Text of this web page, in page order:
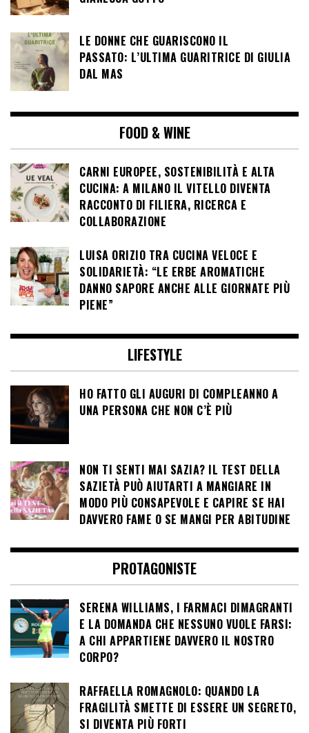
LE DONNE CHE GUARISCONO IL
PASSATO: L’ULTIMA GUARITRICE DI GIULIA
DAL MAS
FOOD & WINE
CARNI EUROPEE, SOSTENIBILITÀ E ALTA
CUCINA: A MILANO IL VITELLO DIVENTA
RACCONTO DI FILIERA, RICERCA E
COLLABORAZIONE
LUISA ORIZIO TRA CUCINA VELOCE E
SOLIDARIETÀ: “LE ERBE AROMATICHE
DANNO SAPORE ANCHE ALLE GIORNATE PIÙ
PIENE”
LIFESTYLE
HO FATTO GLI AUGURI DI COMPLEANNO A
UNA PERSONA CHE NON C’È PIÙ
NON TI SENTI MAI SAZIA? IL TEST DELLA
SAZIETÀ PUÒ AIUTARTI A MANGIARE IN
MODO PIÙ CONSAPEVOLE E CAPIRE SE HAI
DAVVERO FAME O SE MANGI PER ABITUDINE
PROTAGONISTE
SERENA WILLIAMS, I FARMACI DIMAGRANTI
E LA DOMANDA CHE NESSUNO VUOLE FARSI:
A CHI APPARTIENE DAVVERO IL NOSTRO
CORPO?
RAFFAELLA ROMAGNOLO: QUANDO LA
FRAGILITÀ SMETTE DI ESSERE UN SEGRETO,
SI DIVENTA PIÙ FORTI